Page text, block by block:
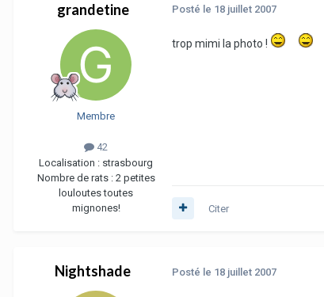
grandetine
Membre
42
Localisation : strasbourg
Nombre de rats : 2 petites
louloutes toutes
mignones!
Posté le 18 juillet 2007
trop mimi la photo !
Citer
Nightshade Posté le 18 juillet 2007